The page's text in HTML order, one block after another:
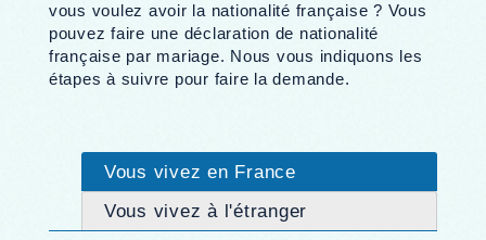
vous voulez avoir la nationalité française ? Vous
pouvez faire une déclaration de nationalité
française par mariage. Nous vous indiquons les
étapes à suivre pour faire la demande.
Vous vivez en France
Vous vivez à l'étranger